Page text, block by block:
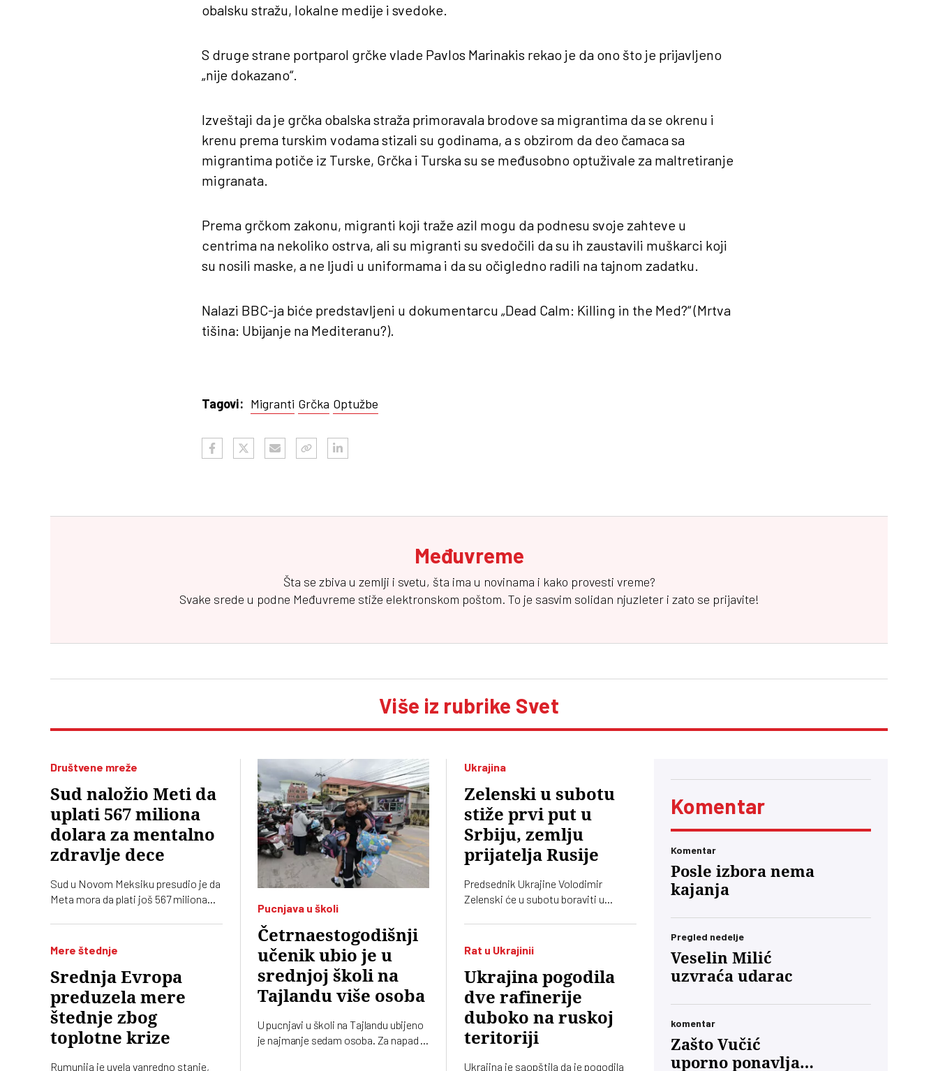
obalsku stražu, lokalne medije i svedoke.
S druge strane portparol grčke vlade Pavlos Marinakis rekao je da ono što je prijavljeno
„nije dokazano“.
Izveštaji da je grčka obalska straža primoravala brodove sa migrantima da se okrenu i
krenu prema turskim vodama stizali su godinama, a s obzirom da deo čamaca sa
migrantima potiče iz Turske, Grčka i Turska su se međusobno optuživale za maltretiranje
migranata.
Prema grčkom zakonu, migranti koji traže azil mogu da podnesu svoje zahteve u
centrima na nekoliko ostrva, ali su migranti su svedočili da su ih zaustavili muškarci koji
su nosili maske, a ne ljudi u uniformama i da su očigledno radili na tajnom zadatku.
Nalazi BBC-ja biće predstavljeni u dokumentarcu „Dead Calm: Killing in the Med?“ (Mrtva
tišina: Ubijanje na Mediteranu?).
Tagovi: Migranti Grčka Optužbe
Međuvreme
Šta se zbiva u zemlji i svetu, šta ima u novinama i kako provesti vreme?
Svake srede u podne Međuvreme stiže elektronskom poštom. To je sasvim solidan njuzleter i zato se prijavite!
Više iz rubrike Svet
Pucnjava u školi
Četrnaestogodišnji
učenik ubio je u
srednjoj školi na
Tajlandu više osoba
U pucnjavi u školi na Tajlandu ubijeno
je najmanje sedam osoba. Za napad je
Društvene mreže
Sud naložio Meti da
uplati 567 miliona
dolara za mentalno
zdravlje dece
Sud u Novom Meksiku presudio je da
Meta mora da plati još 567 miliona
Kompnija odbacuje optužbe i
najavljuje žalbu
Ukrajina
Zelenski u subotu
stiže prvi put u
Srbiju, zemlju
prijatelja Rusije
Predsednik Ukrajine Volodimir
Zelenski će u subotu boraviti u
Vučić, saopštila je služba za saradnju
sa medijima šefa srpske države
Mere štednje
Srednja Evropa
preduzela mere
štednje zbog
toplotne krize
Rumunija je uvela vanredno stanje,
Rat u Ukrajinii
Ukrajina pogodila
dve rafinerije
duboko na ruskoj
teritoriji
Ukrajina je saopštila da je pogodila
Komentar
Komentar
Posle izbora nema
kajanja
Pregled nedelje
Veselin Milić
uzvraća udarac
komentar
Zašto Vučić
uporno ponavlja